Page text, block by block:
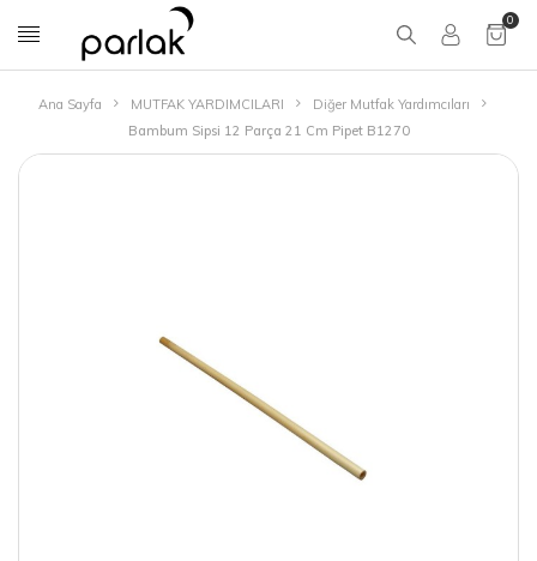
0
Ana Sayfa MUTFAK YARDIMCILARI
Diğer Mutfak Yardımcıları
Bambum Sipsi 12 Parça 21 Cm Pipet B1270